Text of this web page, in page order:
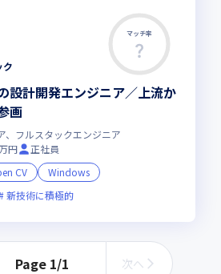
マッチ率
ク
設計開発エンジニア／上流か
画
、フルスタックエンジニア
円
正社員
CV
Windows
新技術に積極的
Page 1/1 次へ